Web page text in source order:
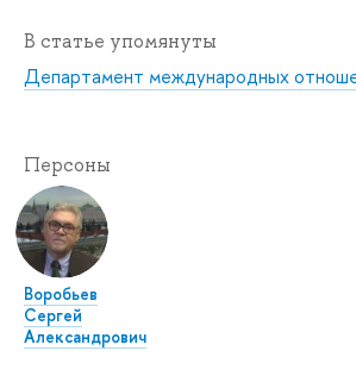
В статье упомянуты
Департамент международных
Персоны
Воробьев
Сергей
Александрович